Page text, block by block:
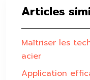
Articles
Maîtriser les
acier
Application